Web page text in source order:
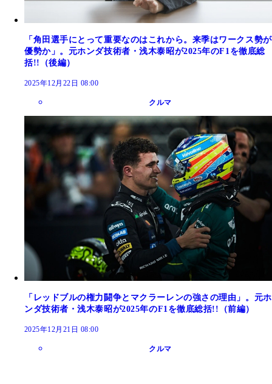
「角田選手にとって重要なのはこれから。来季はワークス勢が
優勢か」。元ホンダ技術者・浅木泰昭が2025年のF1を徹底総
括!!（後編）
2025年12月22日 08:00
クルマ
「レッドブルの権力闘争とマクラーレンの強さの理由」。元ホ
ンダ技術者・浅木泰昭が2025年のF1を徹底総括!!（前編）
2025年12月21日 08:00
クルマ